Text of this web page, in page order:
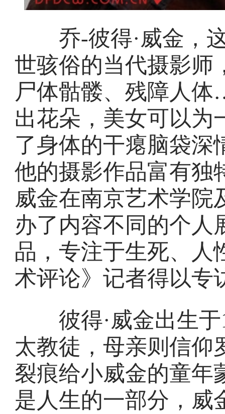
乔-彼得·威金，这
世骇俗的当代摄影师
尸体骷髅、残障人
出花朵，美女可以为
了身体的干瘪脑袋
他的摄影作品富有独
威金在南京艺术学院
办了内容不同的个人
品，专注于生死、人
术评论》记者得以专
彼得·威金出生于
太教徒，母亲则信仰
裂痕给小威金的童年
是人生的一部分，威